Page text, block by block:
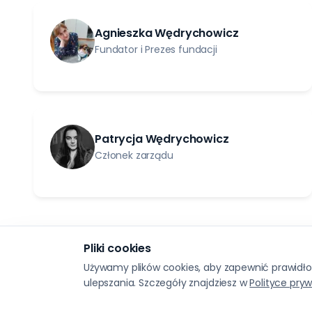
Agnieszka Wędrychowicz
Fundator i Prezes fundacji
Patrycja Wędrychowicz
Członek zarządu
Pliki cookies
Używamy plików cookies, aby zapewnić
ulepszania. Szczegóły znajdziesz wPolityce